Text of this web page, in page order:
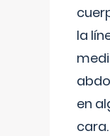
la
en